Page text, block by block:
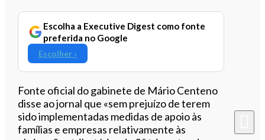
Escolha a Executive Digest como fonte
preferida no Google
Escolher ›
Fonte oficial do gabinete de Mário Centeno
disse ao jornal que «sem prejuízo de terem
sido implementadas medidas de apoio às
famílias e empresas relativamente às